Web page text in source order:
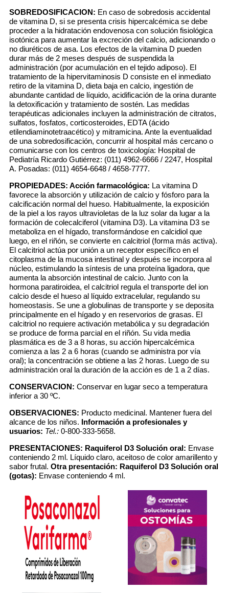
SOBREDOSIFICACION: En caso de sobredosis accidental
de vitamina D, si se presenta crisis hipercalcémica se debe
proceder a la hidratación endovenosa con solución fisiológica
isotónica para aumentar la excreción del calcio, adicionando o
no diuréticos de asa. Los efectos de la vitamina D pueden
durar más de 2 meses después de suspendida la
administración (por acumulación en el tejido adiposo). El
tratamiento de la hipervitaminosis D consiste en el inmediato
retiro de la vitamina D, dieta baja en calcio, ingestión de
abundante cantidad de líquido, acidificación de la orina durante
la detoxificación y tratamiento de sostén. Las medidas
terapéuticas adicionales incluyen la administración de citratos,
sulfatos, fosfatos, corticosteroides, EDTA (ácido
etilendiaminotetraacético) y mitramicina. Ante la eventualidad
de una sobredosificación, concurrir al hospital más cercano o
comunicarse con los centros de toxicología: Hospital de
Pediatría Ricardo Gutiérrez: (011) 4962-6666 / 2247, Hospital
A. Posadas: (011) 4654-6648 / 4658-7777.
PROPIEDADES: Acción farmacológica: La vitamina D
favorece la absorción y utilización de calcio y fósforo para la
calcificación normal del hueso. Habitualmente, la exposición
de la piel a los rayos ultravioletas de la luz solar da lugar a la
formación de colecalciferol (vitamina D3). La vitamina D3 se
metaboliza en el hígado, transformándose en calcidiol que
luego, en el riñón, se convierte en calcitriol (forma más activa).
El calcitriol actúa por unión a un receptor específico en el
citoplasma de la mucosa intestinal y después se incorpora al
núcleo, estimulando la síntesis de una proteína ligadora, que
aumenta la absorción intestinal de calcio. Junto con la
hormona paratiroidea, el calcitriol regula el transporte del ion
calcio desde el hueso al líquido extracelular, regulando su
homeostasis. Se une a globulinas de transporte y se deposita
principalmente en el hígado y en reservorios de grasas. El
calcitriol no requiere activación metabólica y su degradación
se produce de forma parcial en el riñón. Su vida media
plasmática es de 3 a 8 horas, su acción hipercalcémica
comienza a las 2 a 6 horas (cuando se administra por vía
oral); la concentración se obtiene a las 2 horas. Luego de su
administración oral la duración de la acción es de 1 a 2 días.
CONSERVACION: Conservar en lugar seco a temperatura
inferior a 30 ºC.
OBSERVACIONES: Producto medicinal. Mantener fuera del
alcance de los niños. Información a profesionales y
usuarios: Tel.: 0-800-333-5658.
PRESENTACIONES: Raquiferol D3 Solución oral: Envase
conteniendo 2 ml. Líquido claro, aceitoso de color amarillento y
sabor frutal. Otra presentación: Raquiferol D3 Solución oral
(gotas): Envase conteniendo 4 ml.